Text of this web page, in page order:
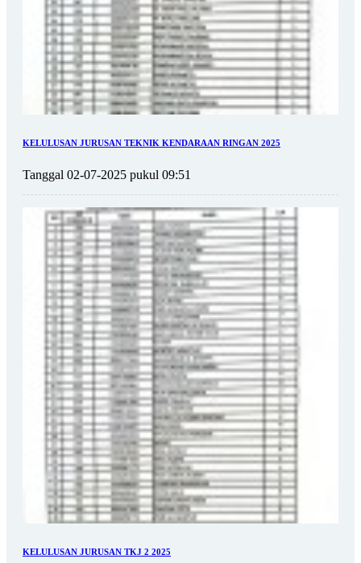
KELULUSAN JURUSAN TEKNIK KENDARAAN RINGAN 2025
Tanggal 02-07-2025 pukul 09:51
KELULUSAN JURUSAN TKJ 2 2025